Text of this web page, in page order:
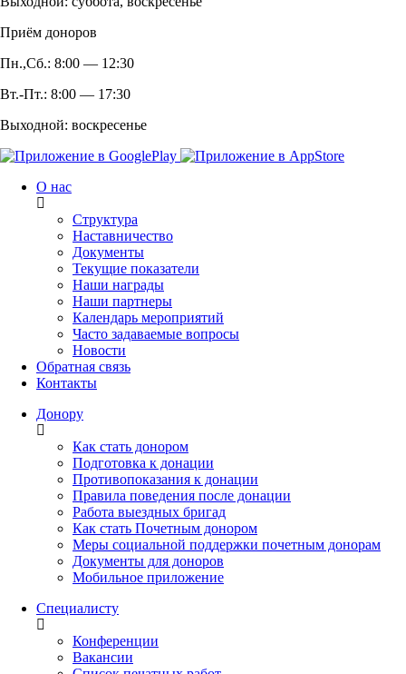
Приём доноров
Пн.,Сб.: 8:00 — 12:30
Вт.-Пт.: 8:00 — 17:30
Выходной: воскресенье
О нас
Структура
Наставничество
Документы
Текущие показатели
Наши награды
Наши партнеры
Календарь мероприятий
Часто задаваемые вопросы
Новости
Обратная связь
Контакты
Донору
Как стать донором
Подготовка к донации
Противопоказания к донации
Правила поведения после донации
Работа выездных бригад
Как стать Почетным донором
Меры социальной поддержки почетным донорам
Документы для доноров
Мобильное приложение
Специалисту
Конференции
Вакансии